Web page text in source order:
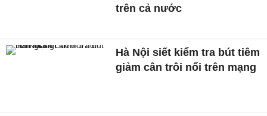
trên cả nước
Hà Nội siết kiểm tra bút tiêm
giảm cân trôi nổi trên mạng